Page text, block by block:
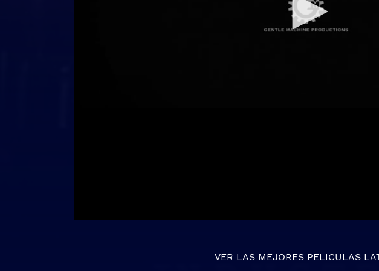
VER LAS MEJORES PELICULAS